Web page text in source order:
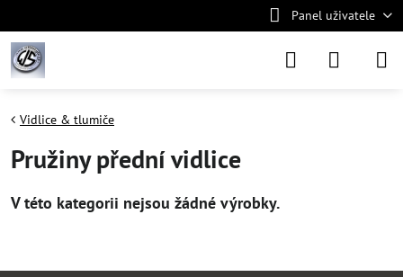
Panel uživatele
Vidlice & tlumiče
Pružiny přední vidlice